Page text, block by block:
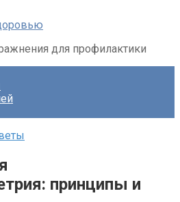
для профилактики
принципы и